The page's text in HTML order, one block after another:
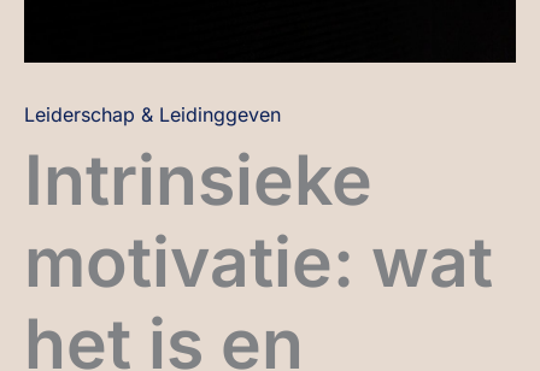
Leiderschap & Leidinggeven
Intrinsieke
motivatie: wat
het is en